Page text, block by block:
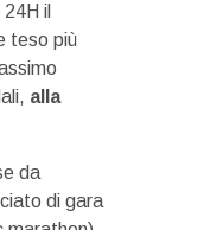
il
teso più
alla
da
di gara